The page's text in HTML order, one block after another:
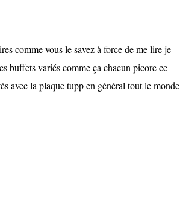
comme vous le savez à force de me lire je
buffets variés comme ça chacun picore ce
avec la plaque tupp en général tout le monde